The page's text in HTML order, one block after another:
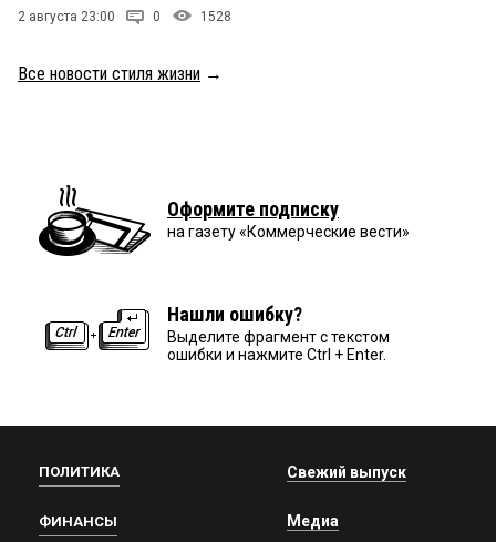
2 августа 23:00 0 1528
Все новости стиля жизни →
Оформите подписку
на газету «Коммерческие вести»
Нашли ошибку?
Выделите фрагмент с текстом
ошибки и нажмите Ctrl + Enter.
ПОЛИТИКА
ФИНАНСЫ
Свежий выпуск
Медиа